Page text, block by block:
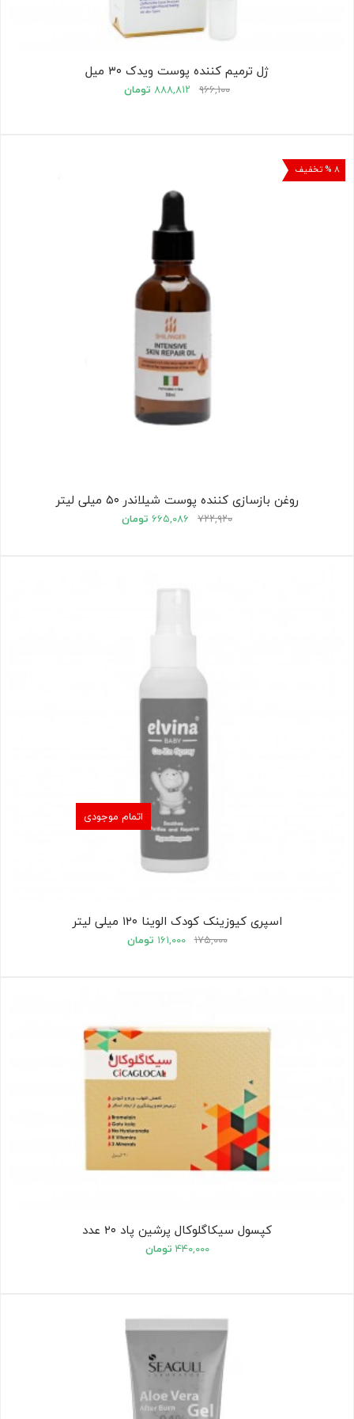
ژل ترمیم کننده پوست ویدک ۳۰ میل
۹۶۶,۱۰۰ ۸۸۸,۸۱۲ تومان
۸ % تخفیف
روغن بازسازی کننده پوست شیلاندر ۵۰ میلی لیتر
۷۲۲,۹۲۰ ۶۶۵,۰۸۶ تومان
اتمام موجودی
اسپری کیوزینک کودک الوینا ۱۲۰ میلی لیتر
۱۷۵,۰۰۰ ۱۶۱,۰۰۰ تومان
کپسول سیکاگلوکال پرشین پاد ۲۰ عدد
۴۴۰,۰۰۰ تومان